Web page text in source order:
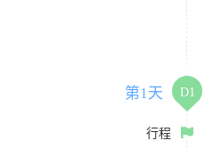
第1天 D1
行程